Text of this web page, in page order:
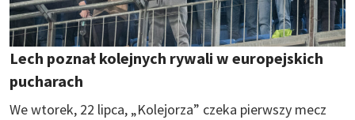
Lech poznał kolejnych rywali w europejskich
pucharach
We wtorek, 22 lipca, „Kolejorza” czeka pierwszy mecz